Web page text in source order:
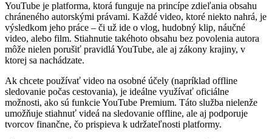
YouTube je platforma, ktorá funguje na princípe zdieľania obsahu
chráneného autorskými právami. Každé video, ktoré niekto nahrá, je
výsledkom jeho práce – či už ide o vlog, hudobný klip, náučné
video, alebo film. Stiahnutie takéhoto obsahu bez povolenia autora
môže nielen porušiť pravidlá YouTube, ale aj zákony krajiny, v
ktorej sa nachádzate.
Ak chcete používať video na osobné účely (napríklad offline
sledovanie počas cestovania), je ideálne využívať oficiálne
možnosti, ako sú funkcie YouTube Premium. Táto služba nielenže
umožňuje stiahnuť videá na sledovanie offline, ale aj podporuje
tvorcov finančne, čo prispieva k udržateľnosti platformy.